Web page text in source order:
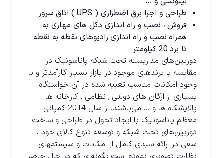
طراحی و اجرا برق اضطراری ( UPS ) اتاق سرور
فروش ، نصب و راه اندازی دکل های مهاری به
همراه نصب و راه اندازی رادیوهای نقطه به نقطه
تا برد 20 کیلومتر
دوربین‌های مداربسته تحت شبکه پاناسونیک در
مقایسه با برندهای موجود در بازار بسیار کارآمدتر و با
وجود امکانات مناسب تعبیه شده در آن خواستگاه
بسیاری از ارگان های دولتی , نظامی , کارخانه ها
پالایشگاه ها و … می‌باشند. از سال 2014 كمپانی
معظم پاناسونيک با ايجاد تحول در طراحی و ساخت
دوربین‌های تحت شبکه و توسعه تنوع كالای خود ،
سعی در ارائه سبدی كامل از امكانات و سيستمهای